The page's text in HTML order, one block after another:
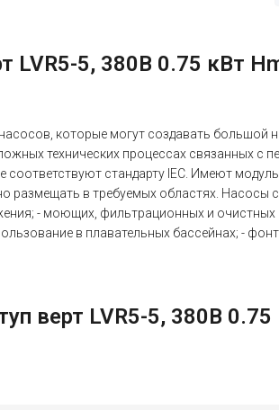
LVR5-5, 380В 0.75 кВт
которые могут создавать большой
технических процессах связанных с
стандарту IEC. Имеют
размещать в требуемых областях. Насосы
- моющих, фильтрационных и
в плавательных бассейнах; -
верт LVR5-5, 380В